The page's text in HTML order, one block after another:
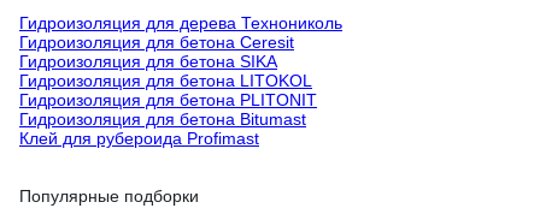
Гидроизоляция для дерева Технониколь
Гидроизоляция для бетона Ceresit
Гидроизоляция для бетона SIKA
Гидроизоляция для бетона LITOKOL
Гидроизоляция для бетона PLITONIT
Гидроизоляция для бетона Bitumast
Клей для рубероида Profimast
Популярные подборки